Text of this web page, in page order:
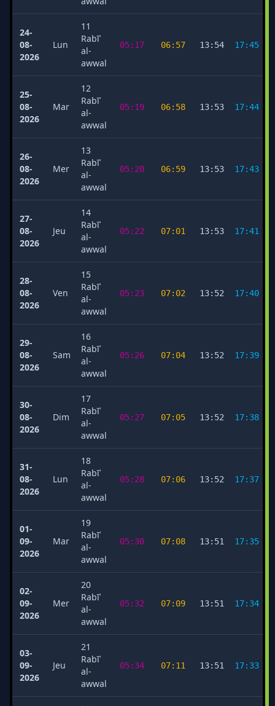
24-
08-
2026
Lun
11
Rabīʿ
al-
awwal
05:17 06:57 13:54 17:45
25-
08-
2026
Mar
12
Rabīʿ
al-
awwal
05:19 06:58 13:53 17:44
26-
08-
2026
Mer
13
Rabīʿ
al-
awwal
05:20 06:59 13:53 17:43
27-
08-
2026
Jeu
14
Rabīʿ
al-
awwal
05:22 07:01 13:53 17:41
28-
08-
2026
Ven
15
Rabīʿ
al-
awwal
05:23 07:02 13:52 17:40
29-
08-
2026
Sam
16
Rabīʿ
al-
awwal
05:26 07:04 13:52 17:39
30-
08-
2026
Dim
17
Rabīʿ
al-
awwal
05:27 07:05 13:52 17:38
31-
08-
2026
Lun
18
Rabīʿ
al-
awwal
05:28 07:06 13:52 17:37
01-
09-
2026
Mar
19
Rabīʿ
al-
awwal
05:30 07:08 13:51 17:35
02-
09-
2026
Mer
20
Rabīʿ
al-
awwal
05:32 07:09 13:51 17:34
03-
09-
2026
Jeu
21
Rabīʿ
al-
awwal
05:34 07:11 13:51 17:33